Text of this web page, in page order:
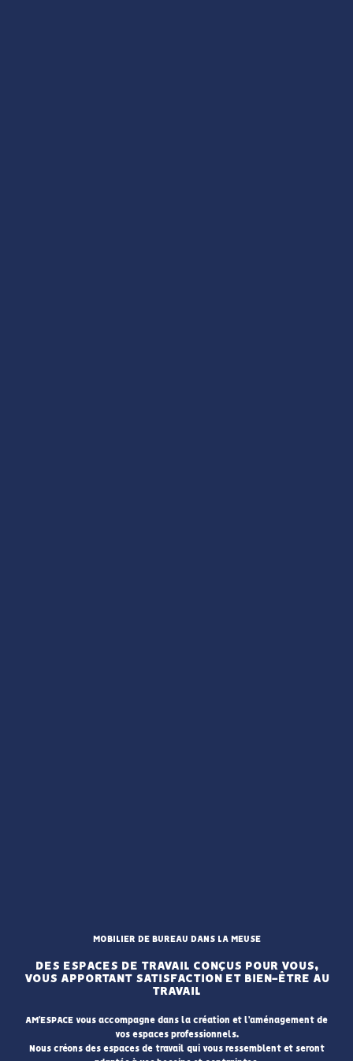
MOBILIER DE BUREAU DANS LA MEUSE
DES ESPACES DE TRAVAIL CONÇUS POUR VOUS,
VOUS APPORTANT SATISFACTION ET BIEN-ÊTRE AU
TRAVAIL
AM'ESPACE vous accompagne dans la création et l'aménagement de
vos espaces professionnels.
Nous créons des espaces de travail qui vous ressemblent et seront